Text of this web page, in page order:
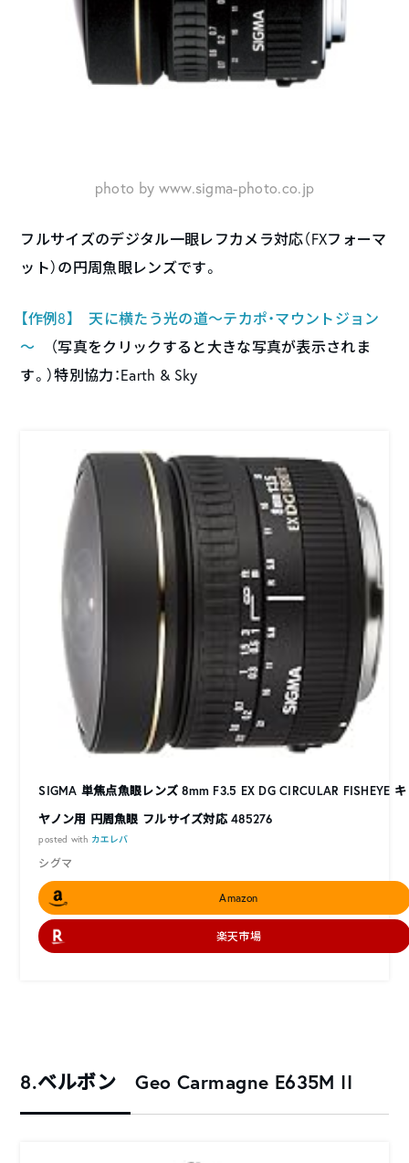
photo by www.sigma-photo.co.jp
フルサイズのデジタル一眼レフカメラ対応（FXフォーマ
ット）の円周魚眼レンズです。
【作例8】 天に横たう光の道～テカポ・マウントジョン
～ （写真をクリックすると大きな写真が表示されま
す。）特別協力：Earth & Sky
SIGMA 単焦点魚眼レンズ 8mm F3.5 EX DG CIRCULAR FISHEYE キ
ヤノン用 円周魚眼 フルサイズ対応 485276
posted with カエレバ
シグマ
Amazon
楽天市場
8.ベルボン Geo Carmagne E635M II